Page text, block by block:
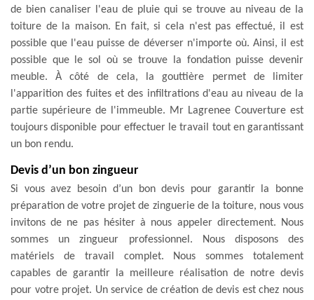
de bien canaliser l'eau de pluie qui se trouve au niveau de la
toiture de la maison. En fait, si cela n'est pas effectué, il est
possible que l'eau puisse de déverser n'importe où. Ainsi, il est
possible que le sol où se trouve la fondation puisse devenir
meuble. À côté de cela, la gouttière permet de limiter
l'apparition des fuites et des infiltrations d'eau au niveau de la
partie supérieure de l'immeuble. Mr Lagrenee Couverture est
toujours disponible pour effectuer le travail tout en garantissant
un bon rendu.
Devis d’un bon zingueur
Si vous avez besoin d’un bon devis pour garantir la bonne
préparation de votre projet de zinguerie de la toiture, nous vous
invitons de ne pas hésiter à nous appeler directement. Nous
sommes un zingueur professionnel. Nous disposons des
matériels de travail complet. Nous sommes totalement
capables de garantir la meilleure réalisation de notre devis
pour votre projet. Un service de création de devis est chez nous